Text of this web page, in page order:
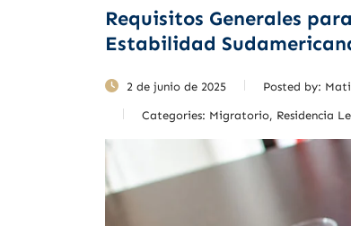
Requisitos Generales
Estabilidad
2 de junio de 2025 Posted by:
Categories: Migratorio, Residencia